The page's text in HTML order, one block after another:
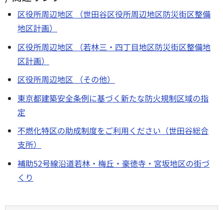
区役所周辺地区 （世田谷区役所周辺地区防災街区整備
地区計画）
区役所周辺地区 （若林三・四丁目地区防災街区整備地
区計画）
区役所周辺地区 （その他）
東京都建築安全条例に基づく新たな防火規制区域の指
定
不燃化特区の助成制度をご利用ください（世田谷総合
支所）
補助52号線沿道若林・梅丘・豪徳寺・宮坂地区の街づ
くり